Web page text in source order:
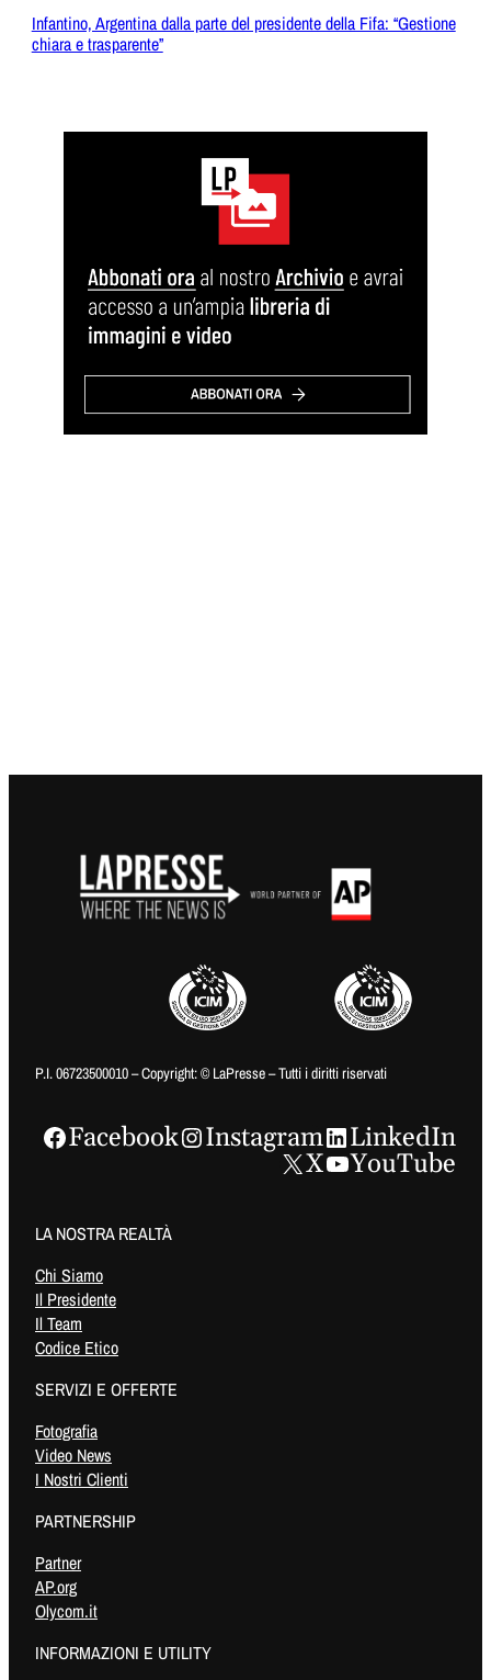
Infantino, Argentina dalla parte del presidente della Fifa: “Gestione
chiara e trasparente”
P.I. 06723500010 – Copyright: © LaPresse – Tutti i diritti riservati
Facebook Instagram
LinkedIn
X
YouTube
LA NOSTRA REALTÀ
Chi Siamo
Il Presidente
Il Team
Codice Etico
SERVIZI E OFFERTE
Fotografia
Video News
I Nostri Clienti
PARTNERSHIP
Partner
AP.org
Olycom.it
INFORMAZIONI E UTILITY